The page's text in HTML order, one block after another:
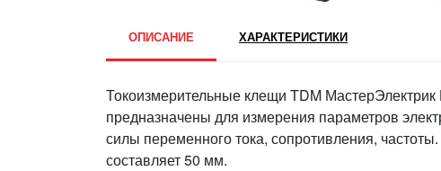
ОПИСАНИЕ ХАРАКТЕРИСТИКИ
Токоизмерительные клещи TDM
предназначены для измерения параметров
силы переменного тока, сопротивления,
составляет 50 мм.